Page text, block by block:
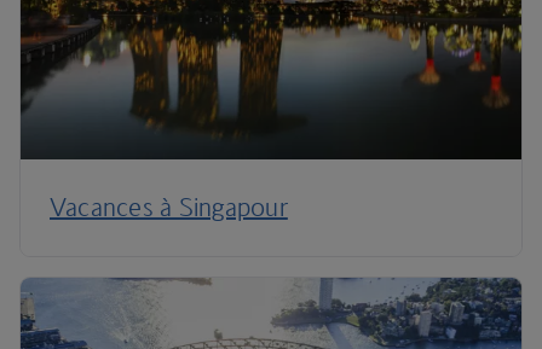
Vacances à Singapour